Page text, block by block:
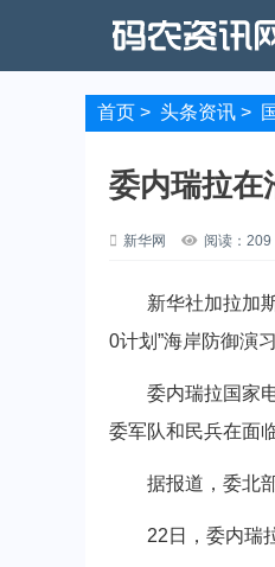
首页 > 头条资讯 >
委内瑞拉在
新华网 阅读：209
新华社加拉加斯
0计划”海岸防御演习
委内瑞拉国家电
委军队和民兵在面
据报道，委北部
22日，委内瑞拉